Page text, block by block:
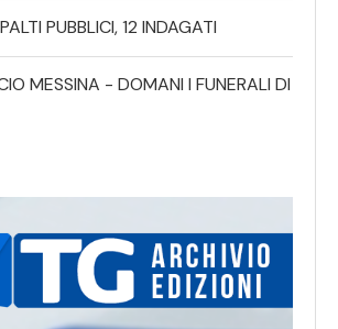
PUBBLICI, 12 INDAGATI
MESSINA - DOMANI I FUNERALI DI